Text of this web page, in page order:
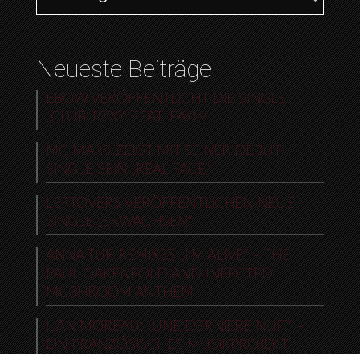
Neueste Beiträge
EBOW VERÖFFENTLICHT DIE SINGLE
„CLUB 1990“ FEAT. FAYIM
MC MARS ZEIGT MIT SEINER DEBUT-
SINGLE SEIN „REAL FACE“
LEFTOVERS VERÖFFENTLICHEN NEUE
SINGLE „ERWACHSEN“
ANNA TUR REMIXES „I’M ALIVE“ – THE
PAUL OAKENFOLD AND INFECTED
MUSHROOM ANTHEM
ILAN MOREAU: „UNE DERNIÈRE NUIT“ –
EIN FRANZÖSISCHES MUSIKPROJEKT